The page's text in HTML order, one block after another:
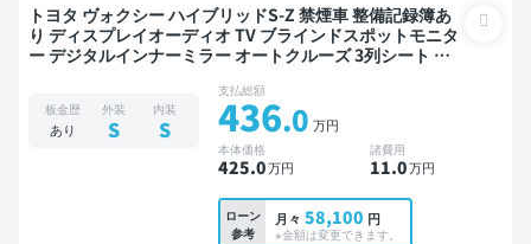
トヨタ ヴォクシー ハイブリッドS-Z 禁煙車 整備記録簿あ
り ディスプレイオーディオ TV ブラインドスポットモニタ
ー デジタルインナーミラー オートクルーズ 3列シート ス
レコーダー 衝突軽減 両側電動スライドドア 7人乗り
板金歴
あり
外装
S
内装
S
支払総額
436.0 万円
本体価格
425.0万円
諸費用
11.0万円
ローン
参考
月々 58,100 円
※金額は変更できます。